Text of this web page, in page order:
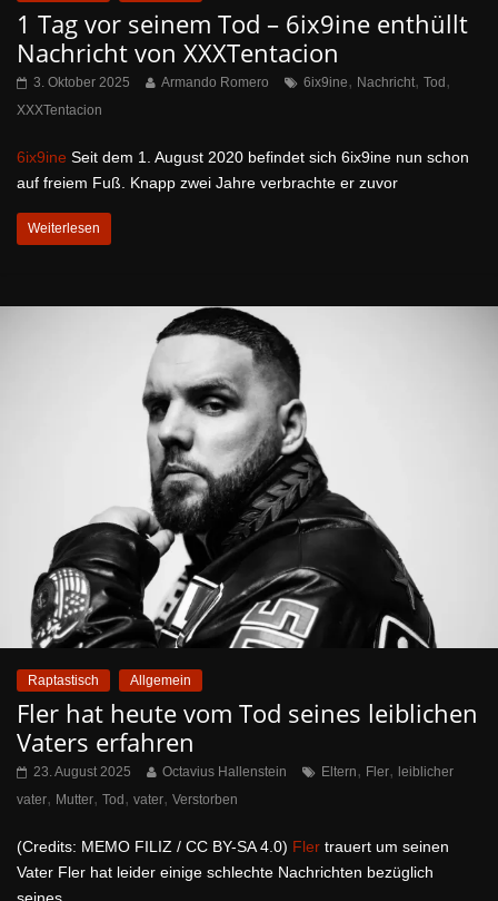
1 Tag vor seinem Tod – 6ix9ine enthüllt
Nachricht von XXXTentacion
3. Oktober 2025 Armando Romero 6ix9ine, Nachricht, Tod,
XXXTentacion
6ix9ine Seit dem 1. August 2020 befindet sich 6ix9ine nun schon
auf freiem Fuß. Knapp zwei Jahre verbrachte er zuvor
Weiterlesen
Raptastisch Allgemein
Fler hat heute vom Tod seines leiblichen
Vaters erfahren
23. August 2025 Octavius Hallenstein Eltern, Fler, leiblicher
vater, Mutter, Tod , vater, Verstorben
(Credits: MEMO FILIZ / CC BY-SA 4.0) Fler trauert um seinen
Vater Fler hat leider einige schlechte Nachrichten bezüglich